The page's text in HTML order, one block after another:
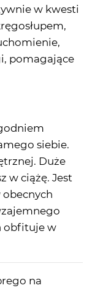
w kwesti
pomagające
siebie.
Duże
w ciążę. Jest
obfituje w
na